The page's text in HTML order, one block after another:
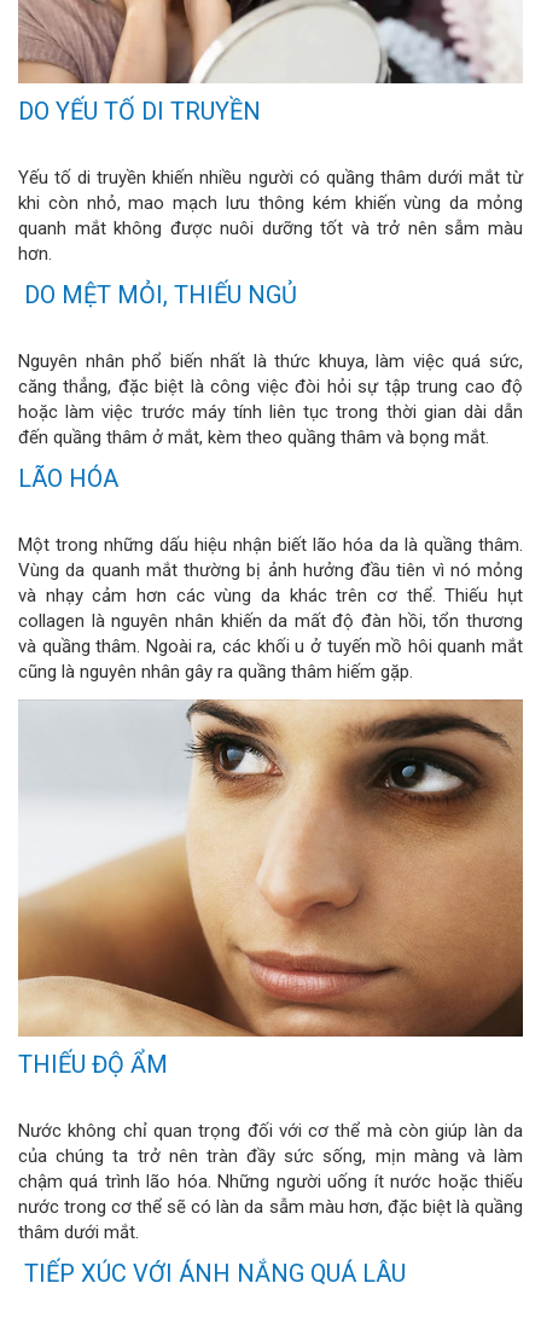
DO YẾU TỐ DI TRUYỀN
Yếu tố di truyền khiến nhiều người có quầng thâm dưới mắt từ
khi còn nhỏ, mao mạch lưu thông kém khiến vùng da mỏng
quanh mắt không được nuôi dưỡng tốt và trở nên sẫm màu
hơn.
DO MỆT MỎI, THIẾU NGỦ
Nguyên nhân phổ biến nhất là thức khuya, làm việc quá sức,
căng thẳng, đặc biệt là công việc đòi hỏi sự tập trung cao độ
hoặc làm việc trước máy tính liên tục trong thời gian dài dẫn
đến quầng thâm ở mắt, kèm theo quầng thâm và bọng mắt.
LÃO HÓA
Một trong những dấu hiệu nhận biết lão hóa da là quầng thâm.
Vùng da quanh mắt thường bị ảnh hưởng đầu tiên vì nó mỏng
và nhạy cảm hơn các vùng da khác trên cơ thể. Thiếu hụt
collagen là nguyên nhân khiến da mất độ đàn hồi, tổn thương
và quầng thâm. Ngoài ra, các khối u ở tuyến mồ hôi quanh mắt
cũng là nguyên nhân gây ra quầng thâm hiếm gặp.
THIẾU ĐỘ ẨM
Nước không chỉ quan trọng đối với cơ thể mà còn giúp làn da
của chúng ta trở nên tràn đầy sức sống, mịn màng và làm
chậm quá trình lão hóa. Những người uống ít nước hoặc thiếu
nước trong cơ thể sẽ có làn da sẫm màu hơn, đặc biệt là quầng
thâm dưới mắt.
TIẾP XÚC VỚI ÁNH NẮNG QUÁ LÂU